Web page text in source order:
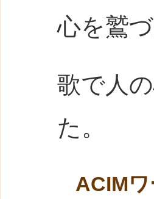
心を鷲
歌で人
た。
ACIM